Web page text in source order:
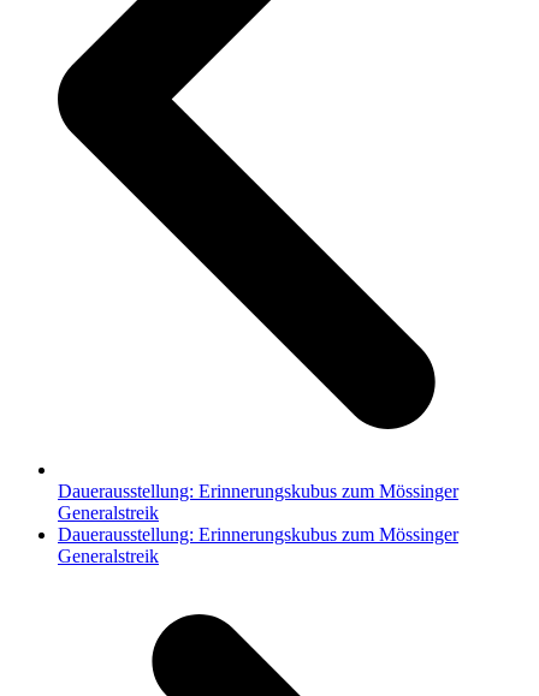
Dauerausstellung: Erinnerungskubus zum Mössinger
Generalstreik
Nächster
Beitrag:
Dauerausstellung: Erinnerungskubus zum Mössinger
Generalstreik